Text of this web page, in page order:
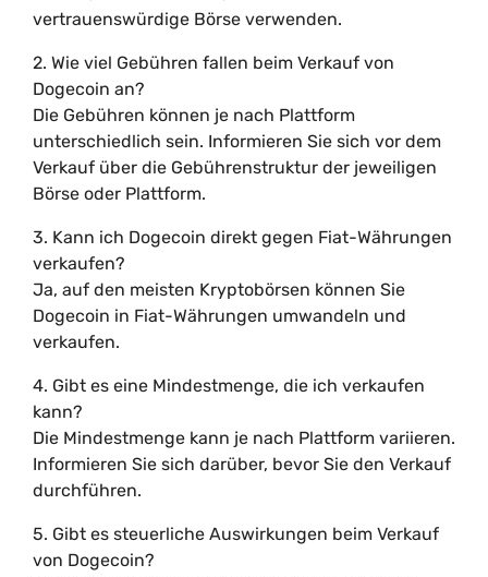
vertrauenswürdige Börse verwenden.
2. Wie viel Gebühren fallen beim Verkauf von
Dogecoin an?
Die Gebühren können je nach Plattform
unterschiedlich sein. Informieren Sie sich vor dem
Verkauf über die Gebührenstruktur der jeweiligen
Börse oder Plattform.
3. Kann ich Dogecoin direkt gegen Fiat-Währungen
verkaufen?
Ja, auf den meisten Kryptobörsen können Sie
Dogecoin in Fiat-Währungen umwandeln und
verkaufen.
4. Gibt es eine Mindestmenge, die ich verkaufen
kann?
Die Mindestmenge kann je nach Plattform variieren.
Informieren Sie sich darüber, bevor Sie den Verkauf
durchführen.
5. Gibt es steuerliche Auswirkungen beim Verkauf
von Dogecoin?